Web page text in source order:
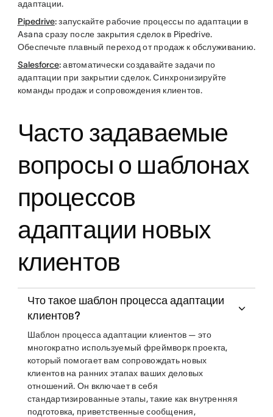
адаптации.
Pipedrive:запускайте рабочие процессы по адаптации в
Asana сразу после закрытия сделок в Pipedrive.
Обеспечьте плавный переход от продаж к обслуживанию.
Salesforce:автоматически создавайте задачи по
адаптации при закрытии сделок. Синхронизируйте
команды продаж и сопровождения клиентов.
Часто задаваемые
вопросы о шаблонах
процессов
адаптации новых
клиентов
Что такое шаблон процесса адаптации
клиентов?
Шаблон процесса адаптации клиентов — это
многократно используемый фреймворк проекта,
который помогает вам сопровождать новых
клиентов на ранних этапах ваших деловых
отношений. Он включает в себя
стандартизированные этапы, такие как внутренняя
подготовка, приветственные сообщения,